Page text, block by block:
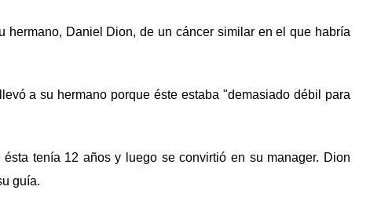
hermano, Daniel Dion, de un cáncer similar en el que habría
a su hermano porque éste estaba "demasiado débil para
tenía 12 años y luego se convirtió en su manager. Dion
guía.